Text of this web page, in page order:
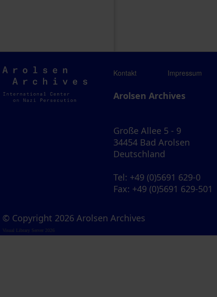
Arolsen
Archives
Kontakt Impressum
Arolsen Archives
Große Allee 5 - 9
34454 Bad Arolsen
Deutschland
Tel: +49 (0)5691 629-0
Fax: +49 (0)5691 629-501
© Copyright 2026 Arolsen Archives
Visual Library Server 2026